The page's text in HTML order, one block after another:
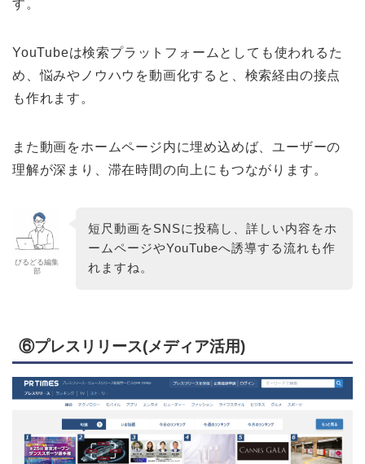
す。
YouTubeは検索プラットフォームとしても使われるた
め、悩みやノウハウを動画化すると、検索経由の接点
も作れます。
また動画をホームページ内に埋め込めば、ユーザーの
理解が深まり、滞在時間の向上にもつながります。
びるどる編集
部
短尺動画をSNSに投稿し、詳しい内容をホ
ームページやYouTubeへ誘導する流れも作
れますね。
⑥プレスリリース(メディア活用)